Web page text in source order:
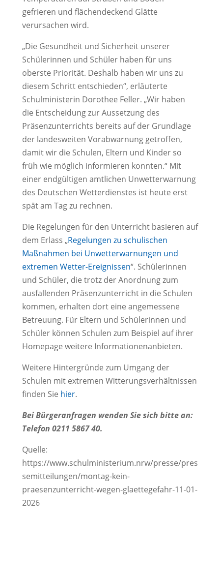
gefrieren und flächendeckend Glätte
verursachen wird.
„Die Gesundheit und Sicherheit unserer
Schülerinnen und Schüler haben für uns
oberste Priorität. Deshalb haben wir uns zu
diesem Schritt entschieden“, erläuterte
Schulministerin Dorothee Feller. „Wir haben
die Entscheidung zur Aussetzung des
Präsenzunterrichts bereits auf der Grundlage
der landesweiten Vorabwarnung getroffen,
damit wir die Schulen, Eltern und Kinder so
früh wie möglich informieren konnten.“ Mit
einer endgültigen amtlichen Unwetterwarnung
des Deutschen Wetterdienstes ist heute erst
spät am Tag zu rechnen.
Die Regelungen für den Unterricht basieren auf
dem Erlass „Regelungen zu schulischen
Maßnahmen bei Unwetterwarnungen und
extremen Wetter-Ereignissen“. Schülerinnen
und Schüler, die trotz der Anordnung zum
ausfallenden Präsenzunterricht in die Schulen
kommen, erhalten dort eine angemessene
Betreuung. Für Eltern und Schülerinnen und
Schüler können Schulen zum Beispiel auf ihrer
Homepage weitere Informationenanbieten.
Weitere Hintergründe zum Umgang der
Schulen mit extremen Witterungsverhältnissen
finden Sie hier.
Bei Bürgeranfragen wenden Sie sich bitte an:
Telefon 0211 5867 40.
Quelle:
https://www.schulministerium.nrw/presse/pres
semitteilungen/montag-kein-
praesenzunterricht-wegen-glaettegefahr-11-01-
2026